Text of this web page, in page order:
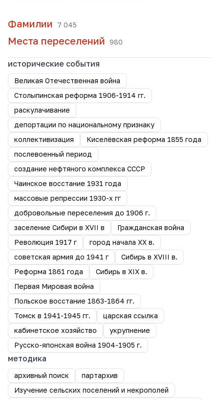
Фамилии 7 045
Места переселений 980
исторические события
Великая Отечественная война
Столыпинская реформа 1906-1914 гг.
раскулачивание
депортации по национальному признаку
коллективизация
Киселёвская реформа 1855 года
послевоенный период
создание нефтяного комплекса СССР
Чаинское восстание 1931 года
массовые репрессии 1930-х гг
добровольные переселения до 1906 г.
заселение Сибири в XVII в
Гражданская война
Революция 1917 г
город начала ХХ в.
советская армия до 1941 г
Сибирь в XVIII в.
Реформа 1861 года
Сибирь в XIX в.
Первая Мировая война
Польское восстание 1863-1864 гг.
Томск в 1941-1945 гг.
царская ссылка
кабинетское хозяйство
укрупнение
Русско-японская война 1904-1905 г.
методика
архивный поиск
партархив
Изучение сельских поселений и некрополей